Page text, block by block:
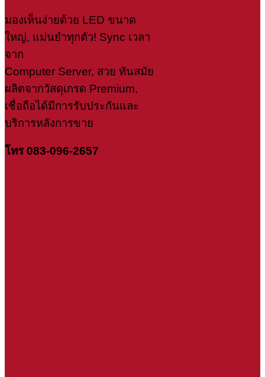
มองเห็นง่ายด้วย LED ขนาด
ใหญ่, แม่นยำทุกตัว! Sync เวลา
จาก
Computer Server, สวย ทันสมัย
ผลิตจากวัสดุเกรด Premium,
เชื่อถือได้มีการรับประกันและ
บริการหลังการขาย
โทร 083-096-2657